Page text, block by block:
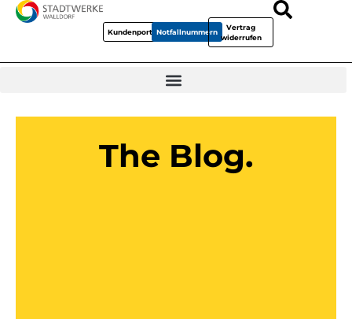
KundenportalNotfallnummern
Vertrag
widerrufen
The Blog.